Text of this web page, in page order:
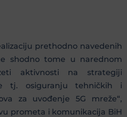
prethodno navedenih
shodno tome u narednom
aktivnosti na strategiji
tj. osiguranju tehničkih i
za uvođenje 5G mreže“,
prometa i komunikacija BiH